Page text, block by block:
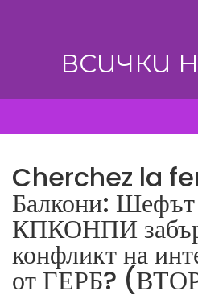
ВСИЧКИ
Cherchez la
Балкони:
КПКОНПИ
конфликт на
от ГЕРБ?